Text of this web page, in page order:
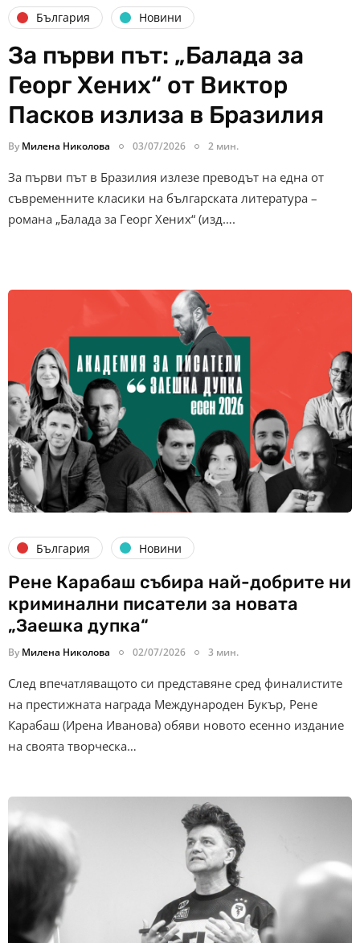
България Новини
За първи път: „Балада за
Георг Хених“ от Виктор
Пасков излиза в Бразилия
By Милена Николова 03/07/2026 2 мин.
За първи път в Бразилия излезе преводът на една от
съвременните класики на българската литература –
романа „Балада за Георг Хених“ (изд….
България Новини
Рене Карабаш събира най-добрите ни
криминални писатели за новата
„Заешка дупка“
By Милена Николова 02/07/2026 3 мин.
След впечатляващото си представяне сред финалистите
на престижната награда Международен Букър, Рене
Карабаш (Ирена Иванова) обяви новото есенно издание
на своята творческа…